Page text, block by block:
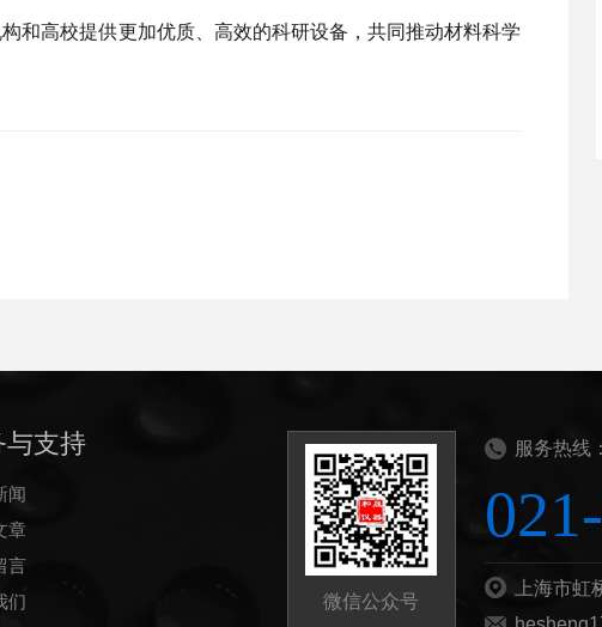
和高校提供更加优质、高效的科研设备，共同推动材料科学
与支持
闻
章
言
们
微信公众号
服务热线：